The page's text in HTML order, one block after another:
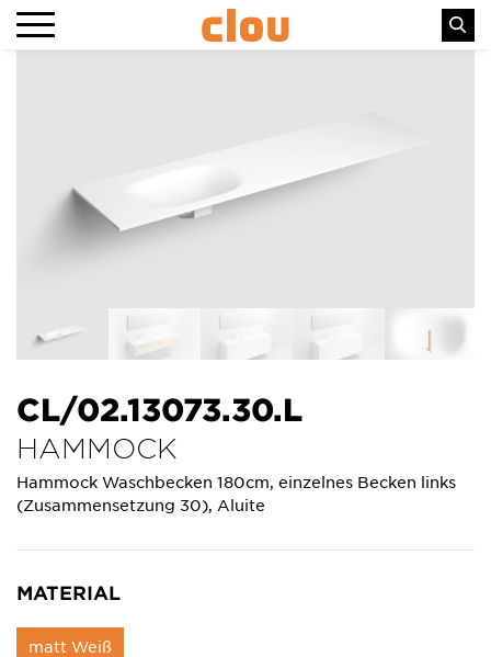
CL/02.13073.30.L
HAMMOCK
Hammock Waschbecken 180cm, einzelnes Becken links
(Zusammensetzung 30), Aluite
MATERIAL
matt Weiß